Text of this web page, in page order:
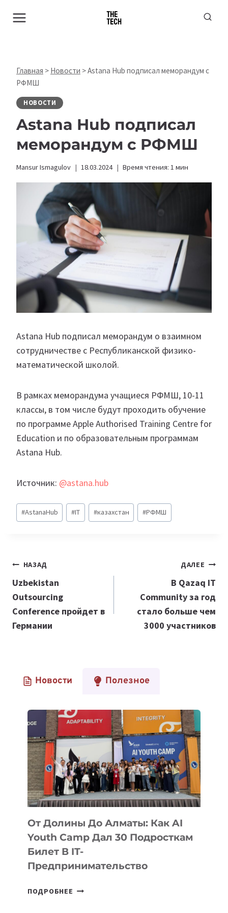
Главная > Новости >Astana Hub подписал меморандум с
РФМШ
НОВОСТИ
Astana Hub подписал
меморандум с РФМШ
Mansur Ismagulov 18.03.2024 Время чтения: 1 мин
Astana Hub подписал меморандум о взаимном
сотрудничестве с Республиканской физико-
математической школой.
В рамках меморандума учащиеся РФМШ, 10-11
классы, в том числе будут проходить обучение
по программе Apple Authorised Training Centre for
Education и по образовательным программам
Astana Hub.
Источник: @astana.hub
Метки
записи:
#AstanaHub #IT #казахстан #РФМШ
Навигация
по
записям
НАЗАД
Uzbekistan
Outsourcing
Conference пройдет в
Германии
ДАЛЕЕ
В Qazaq IT
Community за год
стало больше чем
3000 участников
Новости Полезное
От Долины До Алматы: Как AI
Youth Camp Дал 30 Подросткам
Билет В IT-
Предпринимательство
ПОДРОБНЕЕ ОТ